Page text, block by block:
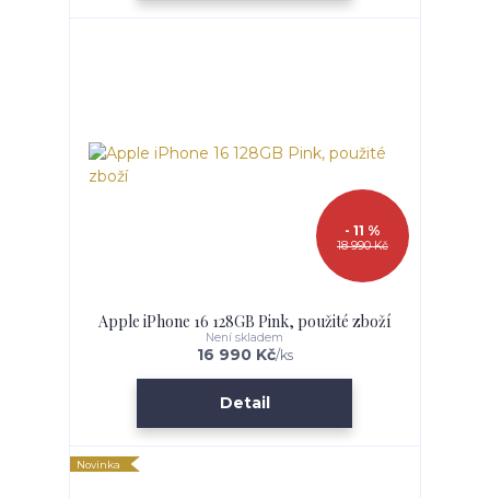
18 990 Kč
- 11 %
Apple iPhone 16 128GB Pink, použité zboží
16 990 Kč/ks
Není skladem
Detail
Novinka